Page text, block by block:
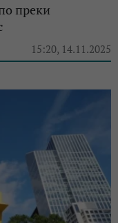
преки
15:20, 14.11.2025